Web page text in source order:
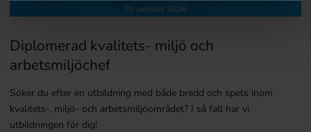
20 oktober 2026
Diplomerad kvalitets- miljö och
arbetsmiljöchef
Söker du efter en utbildning med både bredd och spets inom
kvalitets-, miljö- och arbetsmiljöområdet? I så fall har vi
utbildningen för dig!